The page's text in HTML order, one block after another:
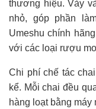
thương hiệu. Vảy
nhỏ, góp phần
Umeshu chính
với các loại rượu
Chi phí chế tác
kể. Mỗi chai đều
hàng loạt bằng máy